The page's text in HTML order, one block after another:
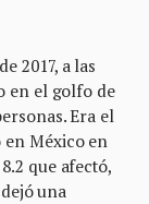
2017, a las
en el golfo de
Era el
México en
que afectó,
una